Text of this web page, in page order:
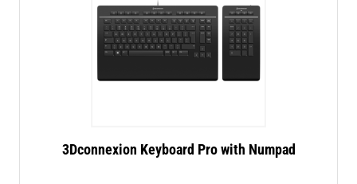
3Dconnexion Keyboard Pro with Numpad